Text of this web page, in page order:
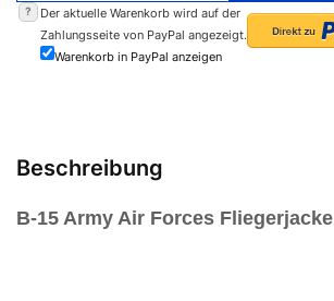
?
Der aktuelle Warenkorb wird auf der
Zahlungsseite von PayPal angezeigt.
Warenkorb in PayPal anzeigen
Beschreibung
B-15 Army Air Forces Fliegerjacke